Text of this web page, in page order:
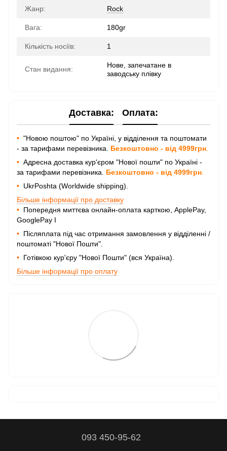
Жанр: Rock
Вага: 180gr
Кількість носіїв: 1
Стан видання:
Нове, запечатане в
заводську плівку
Доставка: Оплата:
• "Новою поштою" по Україні, у відділення та поштомати
- за тарифами перевізника. Безкоштовно - від 4999грн
• Адресна доставка кур'єром "Нової пошти" по Україні -
за тарифами перевізника. Безкоштовно - від 4999грн
• UkrPoshta (Worldwide shipping).
Більше інформації про доставку
• Попередня миттєва онлайн-оплата карткою, ApplePay,
GooglePay I
• Післяплата під час отримання замовлення у відділенні /
поштоматі "Нової Пошти".
• Готівкою кур'єру "Нової Пошти" (вся Україна).
Більше інформації про оплату
093 450-95-62